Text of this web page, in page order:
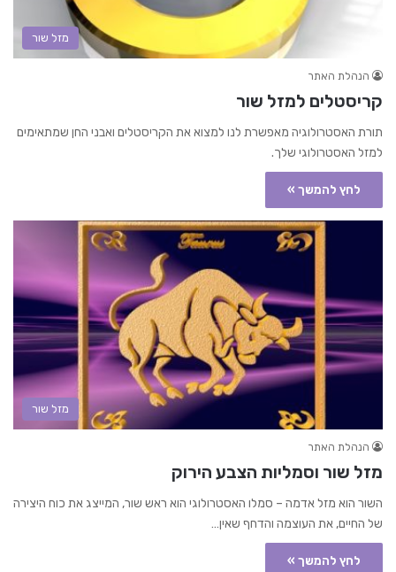
מזל שור
הנהלת האתר
קריסטלים למזל שור
תורת האסטרולוגיה מאפשרת לנו למצוא את הקריסטלים ואבני החן שמתאימים
למזל האסטרולוגי שלך.
לחץ להמשך »
מזל שור
הנהלת האתר
מזל שור וסמליות הצבע הירוק
השור הוא מזל אדמה – סמלו האסטרולוגי הוא ראש שור, המייצג את כוח היצירה
של החיים, את העוצמה והדחף שאין…
לחץ להמשך »